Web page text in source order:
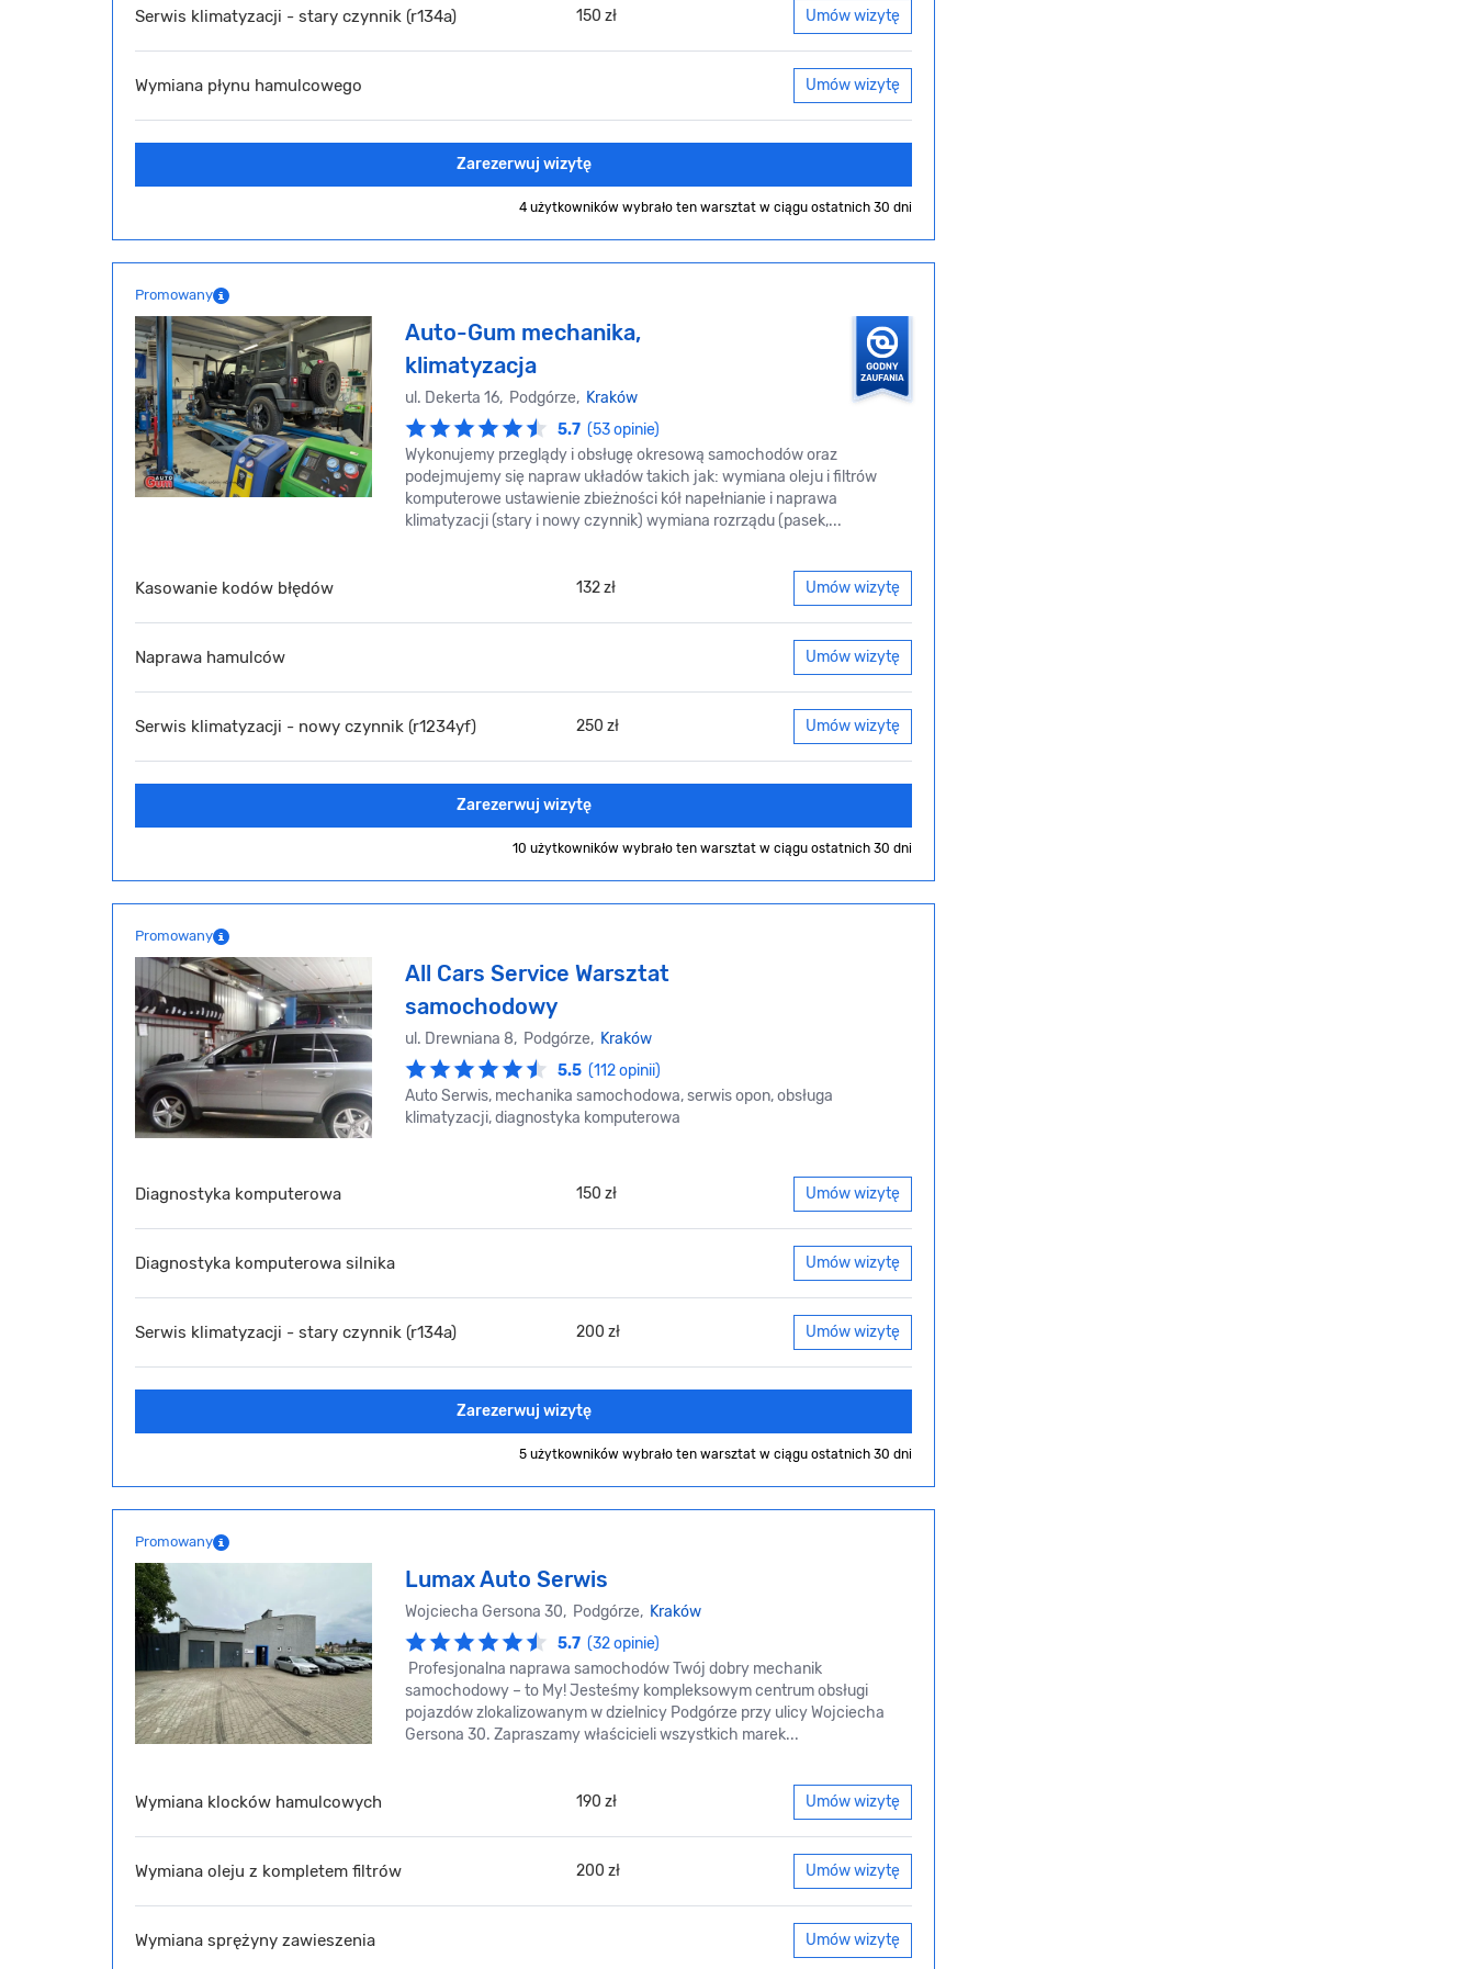
Serwis klimatyzacji - stary czynnik (r134a) 150 zł Umów wizytę
Wymiana płynu hamulcowego Umów wizytę
Zarezerwuj wizytę
4 użytkowników wybrało ten warsztat w ciągu ostatnich 30 dni
Promowany
Auto-Gum mechanika,
klimatyzacja
ul. Dekerta 16, Podgórze, Kraków
5.7 (53 opinie)
Wykonujemy przeglądy i obsługę okresową samochodów oraz
podejmujemy się napraw układów takich jak: wymiana oleju i filtrów
komputerowe ustawienie zbieżności kół napełnianie i naprawa
klimatyzacji (stary i nowy czynnik) wymiana rozrządu (pasek,...
Kasowanie kodów błędów 132 zł Umów wizytę
Naprawa hamulców Umów wizytę
Serwis klimatyzacji - nowy czynnik (r1234yf) 250 zł Umów wizytę
Zarezerwuj wizytę
10 użytkowników wybrało ten warsztat w ciągu ostatnich 30 dni
Promowany
All Cars Service Warsztat
samochodowy
ul. Drewniana 8, Podgórze, Kraków
5.5 (112 opinii)
Auto Serwis, mechanika samochodowa, serwis opon, obsługa
klimatyzacji, diagnostyka komputerowa
Diagnostyka komputerowa 150 zł Umów wizytę
Diagnostyka komputerowa silnika Umów wizytę
Serwis klimatyzacji - stary czynnik (r134a) 200 zł Umów wizytę
Zarezerwuj wizytę
5 użytkowników wybrało ten warsztat w ciągu ostatnich 30 dni
Promowany
Lumax Auto Serwis
Wojciecha Gersona 30, Podgórze, Kraków
5.7 (32 opinie)
Profesjonalna naprawa samochodów Twój dobry mechanik
samochodowy – to My! Jesteśmy kompleksowym centrum obsługi
pojazdów zlokalizowanym w dzielnicy Podgórze przy ulicy Wojciecha
Gersona 30. Zapraszamy właścicieli wszystkich marek...
Wymiana klocków hamulcowych 190 zł Umów wizytę
Wymiana oleju z kompletem filtrów 200 zł Umów wizytę
Wymiana sprężyny zawieszenia Umów wizytę